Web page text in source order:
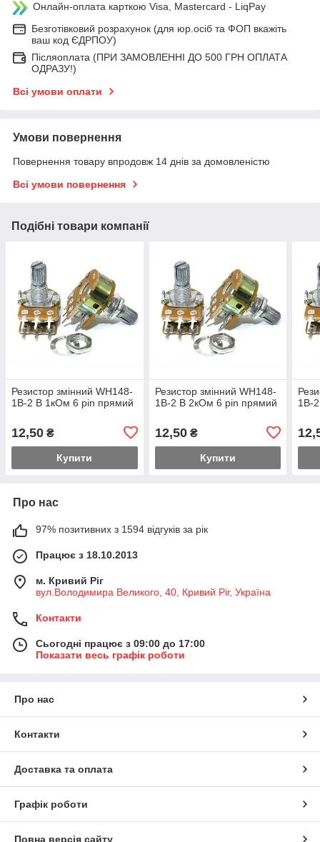
Онлайн-оплата карткою Visa, Mastercard - LiqPay
Безготівковий розрахунок (для юр.осіб та ФОП вкажіть
ваш код ЄДРПОУ)
Післяоплата (ПРИ ЗАМОВЛЕННІ ДО 500 ГРН ОПЛАТА
ОДРАЗУ!)
Всі умови оплати
Умови повернення
Повернення товару впродовж 14 днів за домовленістю
Всі умови повернення
Подібні товари компанії
Резистор змінний WH148-
1B-2 B 1кОм 6 pin прямий
12,50 ₴
Купити
Резистор змінний WH148-
1B-2 B 2кОм 6 pin прямий
12,50₴
Купити
1B-
Про нас
97% позитивних з 1594 відгуків за рік
Працює з 18.10.2013
м. Кривий Ріг
вул.Володимира Великого, 40, Кривий Ріг, Україна
Контакти
Сьогодні працює з 09:00 до 17:00
Показати весь графік роботи
Про нас
Контакти
Доставка та оплата
Графік роботи
Повна версія сайту